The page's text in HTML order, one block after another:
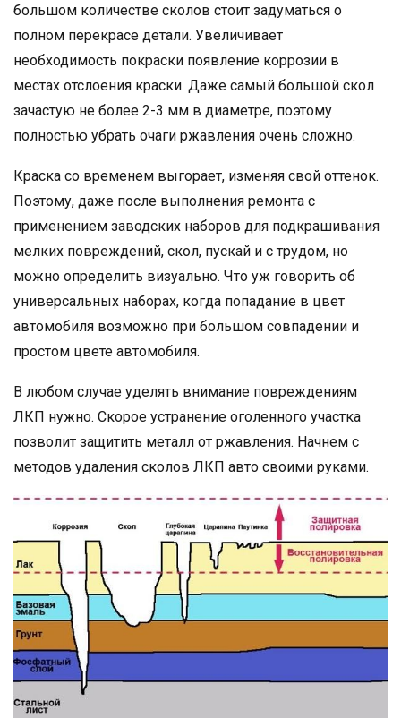
большом количестве сколов стоит задуматься о
полном перекрасе детали. Увеличивает
необходимость покраски появление коррозии в
местах отслоения краски. Даже самый большой скол
зачастую не более 2-3 мм в диаметре, поэтому
полностью убрать очаги ржавления очень сложно.
Краска со временем выгорает, изменяя свой оттенок.
Поэтому, даже после выполнения ремонта с
применением заводских наборов для подкрашивания
мелких повреждений, скол, пускай и с трудом, но
можно определить визуально. Что уж говорить об
универсальных наборах, когда попадание в цвет
автомобиля возможно при большом совпадении и
простом цвете автомобиля.
В любом случае уделять внимание повреждениям
ЛКП нужно. Скорое устранение оголенного участка
позволит защитить металл от ржавления. Начнем с
методов удаления сколов ЛКП авто своими руками.